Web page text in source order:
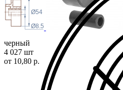
Ø54
Ø8.5
черный
4 027 шт
от 10,80 р.